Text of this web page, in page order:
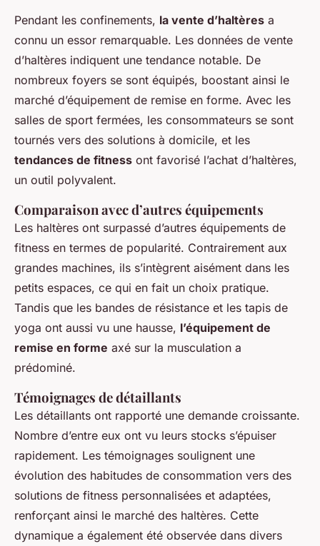
Pendant les confinements, la vente d’haltères a
connu un essor remarquable. Les données de vente
d’haltères indiquent une tendance notable. De
nombreux foyers se sont équipés, boostant ainsi le
marché d’équipement de remise en forme. Avec les
salles de sport fermées, les consommateurs se sont
tournés vers des solutions à domicile, et les
tendances de fitness ont favorisé l’achat d’haltères,
un outil polyvalent.
Comparaison avec d’autres équipements
Les haltères ont surpassé d’autres équipements de
fitness en termes de popularité. Contrairement aux
grandes machines, ils s’intègrent aisément dans les
petits espaces, ce qui en fait un choix pratique.
Tandis que les bandes de résistance et les tapis de
yoga ont aussi vu une hausse, l’équipement de
remise en forme axé sur la musculation a
prédominé.
Témoignages de détaillants
Les détaillants ont rapporté une demande croissante.
Nombre d’entre eux ont vu leurs stocks s’épuiser
rapidement. Les témoignages soulignent une
évolution des habitudes de consommation vers des
solutions de fitness personnalisées et adaptées,
renforçant ainsi le marché des haltères. Cette
dynamique a également été observée dans divers